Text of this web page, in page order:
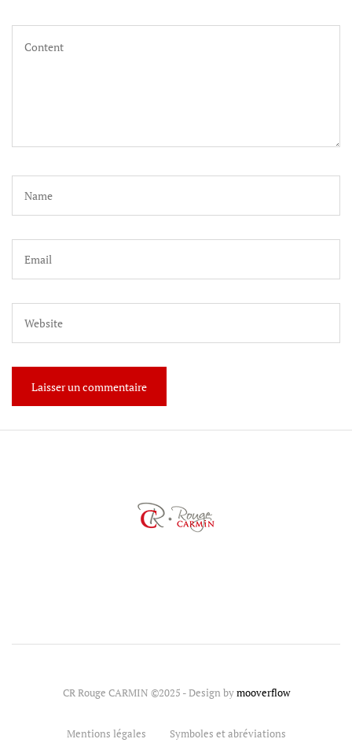
CR Rouge CARMIN ©2025 - Design bymooverflow
Mentions légales Symboles et abréviations